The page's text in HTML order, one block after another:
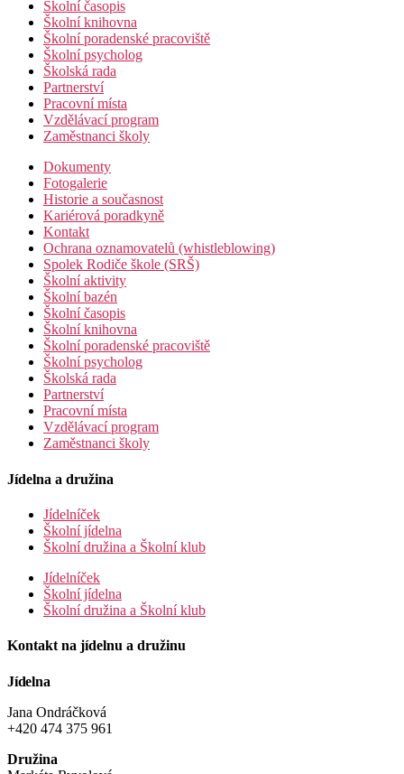
Školní časopis
Školní knihovna
Školní poradenské pracoviště
Školní psycholog
Školská rada
Partnerství
Pracovní místa
Vzdělávací program
Zaměstnanci školy
Dokumenty
Fotogalerie
Historie a současnost
Kariérová poradkyně
Kontakt
Ochrana oznamovatelů (whistleblowing)
Spolek Rodiče škole (SRŠ)
Školní aktivity
Školní bazén
Školní časopis
Školní knihovna
Školní poradenské pracoviště
Školní psycholog
Školská rada
Partnerství
Pracovní místa
Vzdělávací program
Zaměstnanci školy
Jídelna a družina
Jídelníček
Školní jídelna
Školní družina a Školní klub
Jídelníček
Školní jídelna
Školní družina a Školní klub
Kontakt na jídelnu a družinu
Jídelna
Jana Ondráčková
+420 474 375 961
Družina